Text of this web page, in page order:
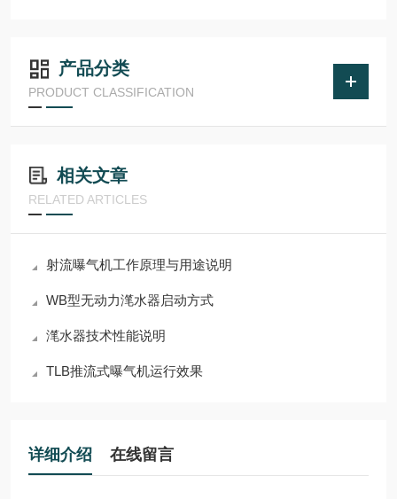
产品分类
PRODUCT CLASSIFICATION
相关文章
RELATED ARTICLES
射流曝气机工作原理与用途说明
WB型无动力滗水器启动方式
滗水器技术性能说明
TLB推流式曝气机运行效果
详细介绍 在线留言